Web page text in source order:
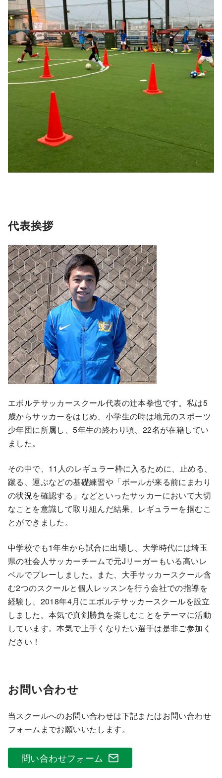
代表挨拶
エボルテサッカースクール代表の辻本拳也です。私は5
歳からサッカーをはじめ、小学生の時は地元のスポーツ
少年団に所属し、5年生の終わり頃、22名が在籍してい
ました。
その中で、11人のレギュラー枠に入るために、止める、
蹴る、運ぶなどの基礎練習や「ボールが来る前にまわり
の状況を確認する」などといったサッカーにおいて大切
なことを意識して取り組んだ結果、レギュラーを掴むこ
とができました。
中学校でも1年生から試合に出場し、大学時代には埼玉
県の社会人サッカーチームで元Jリーガーもいる高いレ
ベルでプレーしました。また、大手サッカースクール含
む2つのスクールと個人レッスンを行う会社での指導を
経験し、2018年4月にエボルテサッカースクールを設立
しました。本気で真剣勝負を楽しむことをテーマに活動
しています。本気で上手くなりたい選手は是非ご参加く
ださい！
お問い合わせ
当スクールへのお問い合わせは下記またはお問い合わせ
フォームまでお願いいたします。
問い合わせフォーム